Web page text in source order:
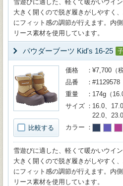
雪遊びに適した、軽くて暖かいウイ
大きく開くので脱ぎ履きがしやすく
にフィット感の調節が行えます。内
リース素材を使用しています。
パウダーブーツ Kid's 16-25
比較する
価格
¥7,700（
品番
#1129578
重量
174g（
サイズ
16.0、
22.0、
カラー
雪遊びに適した、軽くて暖かいウイ
大きく開くので脱ぎ履きがしやすく
にフィット感の調節が行えます。内
リース素材を使用しています。